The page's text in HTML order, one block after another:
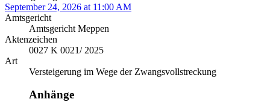
September 24, 2026 at 11:00 AM
Amtsgericht
Amtsgericht Meppen
Aktenzeichen
0027 K 0021/ 2025
Art
Versteigerung im Wege der Zwangsvollstreckung
Anhänge